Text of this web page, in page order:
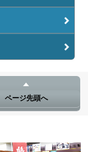
ページ先頭へ